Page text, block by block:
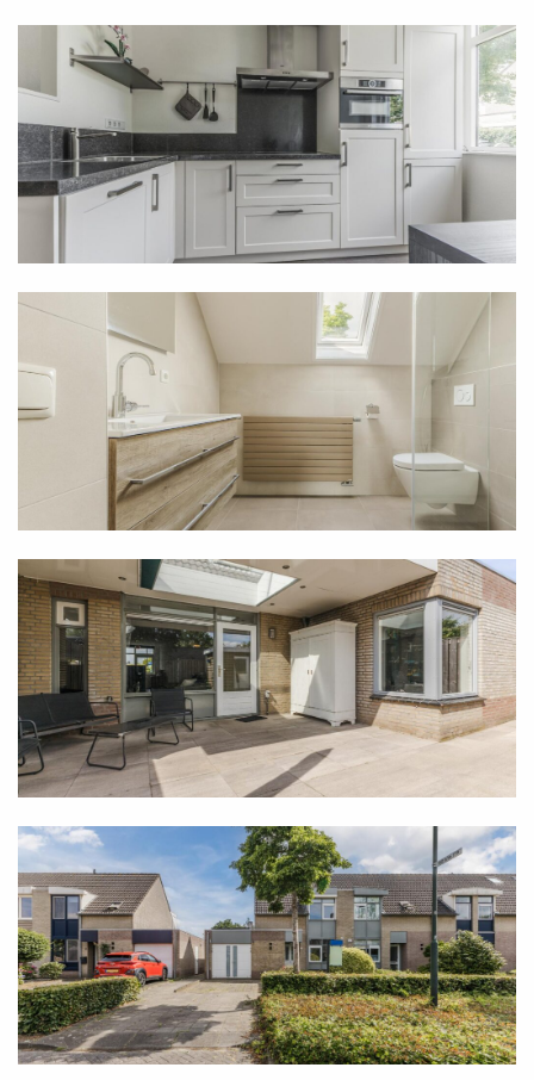
inductiekookplaat, koelkast en vriezer.
Als bewoner van dit huis beschik je ook over een
grote garage, goed voor dik zestien vierkante meter
aan opslagruimte. De garage is inpandig te bereiken
via de entree. Handig, want zo hoef je nooit
buitenom om bij je wasapparatuur te komen.
Aansluitpunten voor deze apparatuur zijn immers
ook in de garage te vinden.
Eerste verdieping
Boven de trapopgang richting de eerste verdieping
hangt de tweede vaste airco-unit die dit huis rijk is.
Deze airco helpt het binnenklimaat prettig te houden
op deze etage, die verder bestaat uit drie
volwaardige slaapkamers en een luxe badkamer. De
laminaatvloer. De kamer aan de voorkant is dankzij
een dakkapel extra ruim, terwijl bij de kamers achter
extra opslagruimte is gecreëerd achter knieschotten
onder de kapschuinte. In de badkamer maak je
intussen gebruik van een drempelvrije inloopdouche,
een wastafel in meubel en een vrij hangend closet
met inbouwreservoir. De aankleding van de
beigekleurige betegeling.
Tweede verdieping
Bij deze woning hoort ook nog een vliering, die bij
uitstek geschikt is voor het opbergen van spullen. De
vliering heeft een totale oppervlakte van dik 22
vierkante meter. Je bereikt deze praktische